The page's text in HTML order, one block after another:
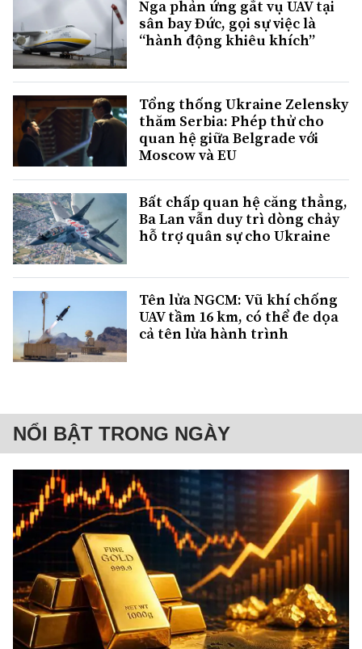
Nga phản ứng gắt vụ UAV tại
sân bay Đức, gọi sự việc là
“hành động khiêu khích”
Tổng thống Ukraine Zelensky
thăm Serbia: Phép thử cho
quan hệ giữa Belgrade với
Moscow và EU
Bất chấp quan hệ căng thẳng,
Ba Lan vẫn duy trì dòng chảy
hỗ trợ quân sự cho Ukraine
Tên lửa NGCM: Vũ khí chống
UAV tầm 16 km, có thể đe dọa
cả tên lửa hành trình
NỔI BẬT TRONG NGÀY